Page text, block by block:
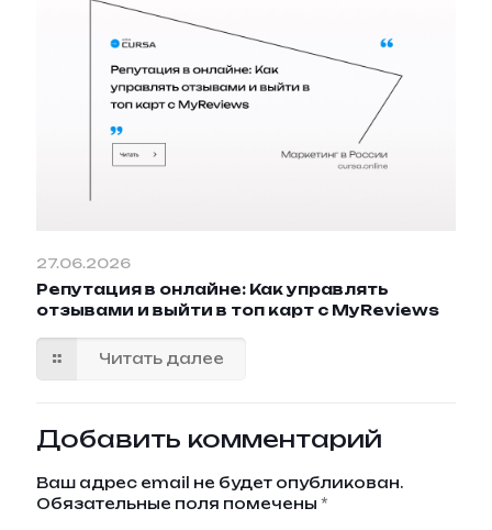
27.06.2026
Репутация в онлайне: Как управлять
отзывами и выйти в топ карт с MyReviews
Читать далее
Добавить комментарий
Ваш адрес email не будет опубликован.
Обязательные поля помечены *